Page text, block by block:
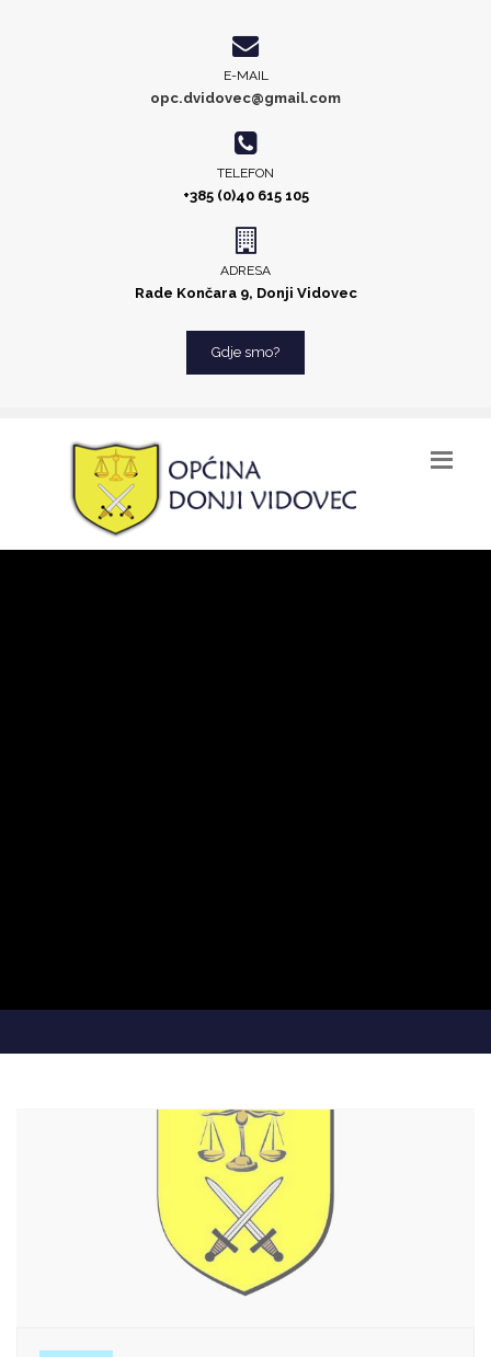
E-MAIL
opc.dvidovec@gmail.com
TELEFON
+385 (0)40 615 105
ADRESA
Rade Končara 9, Donji Vidovec
Gdje smo?